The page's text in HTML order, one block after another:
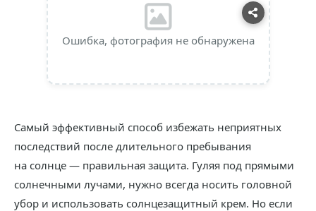
Ошибка, фотография не обнаружена
Самый эффективный способ избежать неприятных
последствий после длительного пребывания
на солнце — правильная защита. Гуляя под прямыми
солнечными лучами, нужно всегда носить головной
убор и использовать солнцезащитный крем. Но если